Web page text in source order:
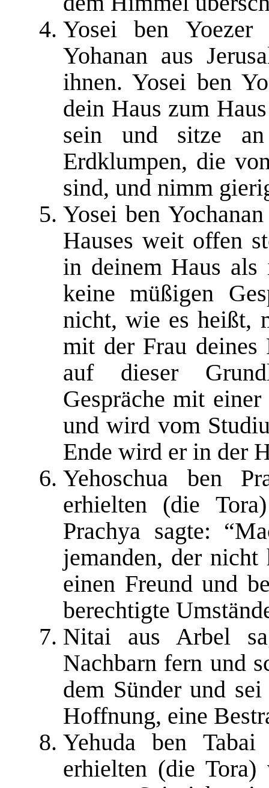
Yosei ben
Yohanan aus
ihnen. Yosei ben
dein Haus zum
sein und sitze
Erdklumpen, die
sind, und nimm
Yosei ben
Hauses weit offen
in deinem Haus als
keine müßigen
nicht, wie es heißt,
mit der Frau deines
auf dieser
Gespräche mit
und wird vom
Ende wird er in der
Yehoschua ben
erhielten (die
Praсhya sagte:
jemanden, der
einen Freund und
berechtigte
Nitai aus Arbel
Nachbarn fern und
dem Sünder und
Hoffnung, eine
Yehuda ben
erhielten (die Tora)